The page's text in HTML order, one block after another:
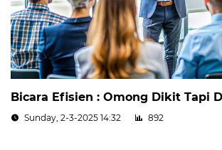
Bicara Efisien : Omong Dikit Tapi
Sunday, 2-3-2025 14:32 892